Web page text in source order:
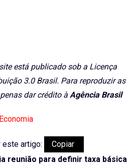
está publicado sob a Licença
3.0 Brasil. Para reproduzir as
dar crédito à Agência Brasil
este artigo:
Copiar
reunião para definir taxa básica